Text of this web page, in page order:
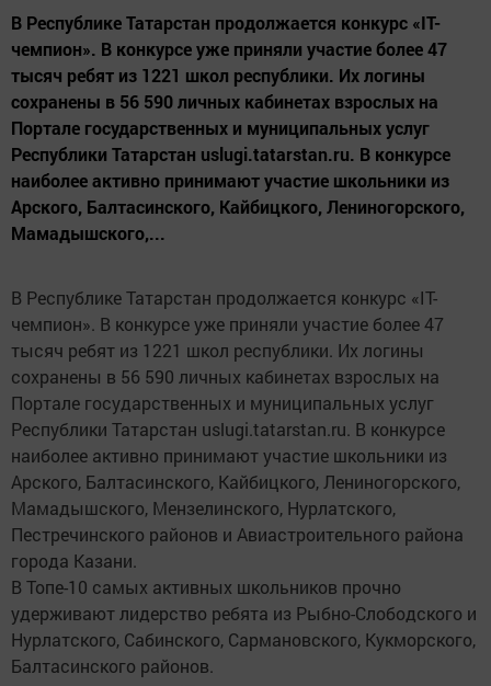
В Республике Татарстан продолжается конкурс «IT-
чемпион». В конкурсе уже приняли участие более 47
тысяч ребят из 1221 школ республики. Их логины
сохранены в 56 590 личных кабинетах взрослых на
Портале государственных и муниципальных услуг
Республики Татарстан uslugi.tatarstan.ru. В конкурсе
наиболее активно принимают участие школьники из
Арского, Балтасинского, Кайбицкого, Лениногорского,
Мамадышского,...
В Республике Татарстан продолжается конкурс «IT-
чемпион». В конкурсе уже приняли участие более 47
тысяч ребят из 1221 школ республики. Их логины
сохранены в 56 590 личных кабинетах взрослых на
Портале государственных и муниципальных услуг
Республики Татарстан uslugi.tatarstan.ru. В конкурсе
наиболее активно принимают участие школьники из
Арского, Балтасинского, Кайбицкого, Лениногорского,
Мамадышского, Мензелинского, Нурлатского,
Пестречинского районов и Авиастроительного района
города Казани.
В Топе-10 самых активных школьников прочно
удерживают лидерство ребята из Рыбно-Слободского и
Нурлатского, Сабинского, Сармановского, Кукморского,
Балтасинского районов.